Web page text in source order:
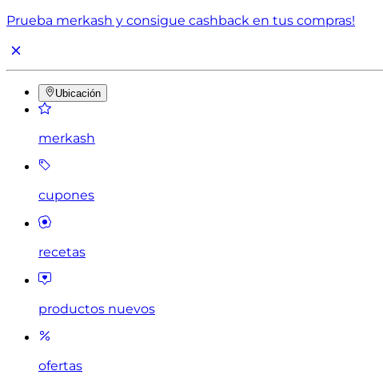
Prueba merkash y consigue cashback en tus compras!
Ubicación
merkash
cupones
recetas
productos nuevos
ofertas